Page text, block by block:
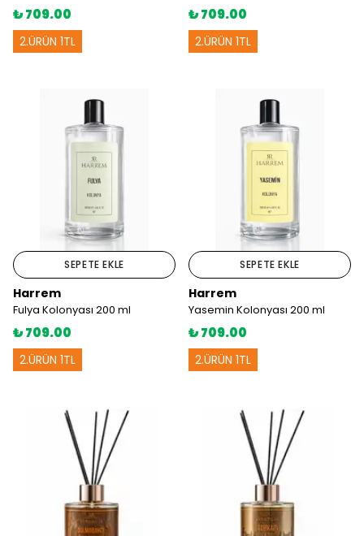
₺ 709.00
2.ÜRÜN 1TL
₺ 709.00
2.ÜRÜN 1TL
SEPETE EKLE
Harrem
Fulya Kolonyası 200 ml
₺ 709.00
2.ÜRÜN 1TL
SEPETE EKLE
Harrem
Yasemin Kolonyası 200 ml
₺ 709.00
2.ÜRÜN 1TL